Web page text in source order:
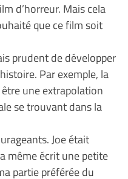
d’horreur. Mais cela
que ce film soit
prudent de développer
Par exemple, la
une extrapolation
se trouvant dans la
Joe était
même écrit une petite
partie préférée du